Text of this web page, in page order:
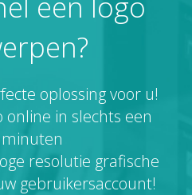
oplossing voor u!
in slechts een
resolutie grafische
gebruikersaccount!